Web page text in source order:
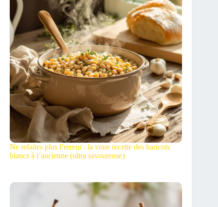
Ne refaites plus l’erreur : la vraie recette des haricots
blancs à l’ancienne (ultra savoureuse)